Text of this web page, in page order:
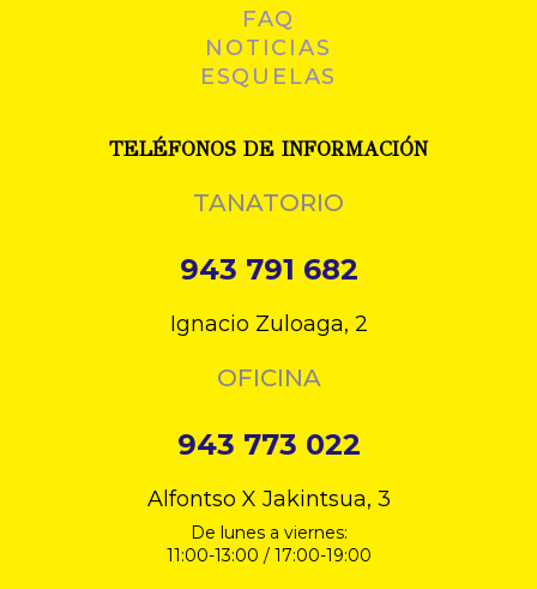
FAQ
NOTICIAS
ESQUELAS
TELÉFONOS DE INFORMACIÓN
TANATORIO
943 791 682
Ignacio Zuloaga, 2
OFICINA
943 773 022
Alfontso X Jakintsua, 3
De lunes a viernes:
11:00-13:00 / 17:00-19:00